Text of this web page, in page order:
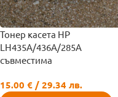
Тонер касета HP
LH435A/436A/285A
съвместима
15.00 € / 29.34 лв.